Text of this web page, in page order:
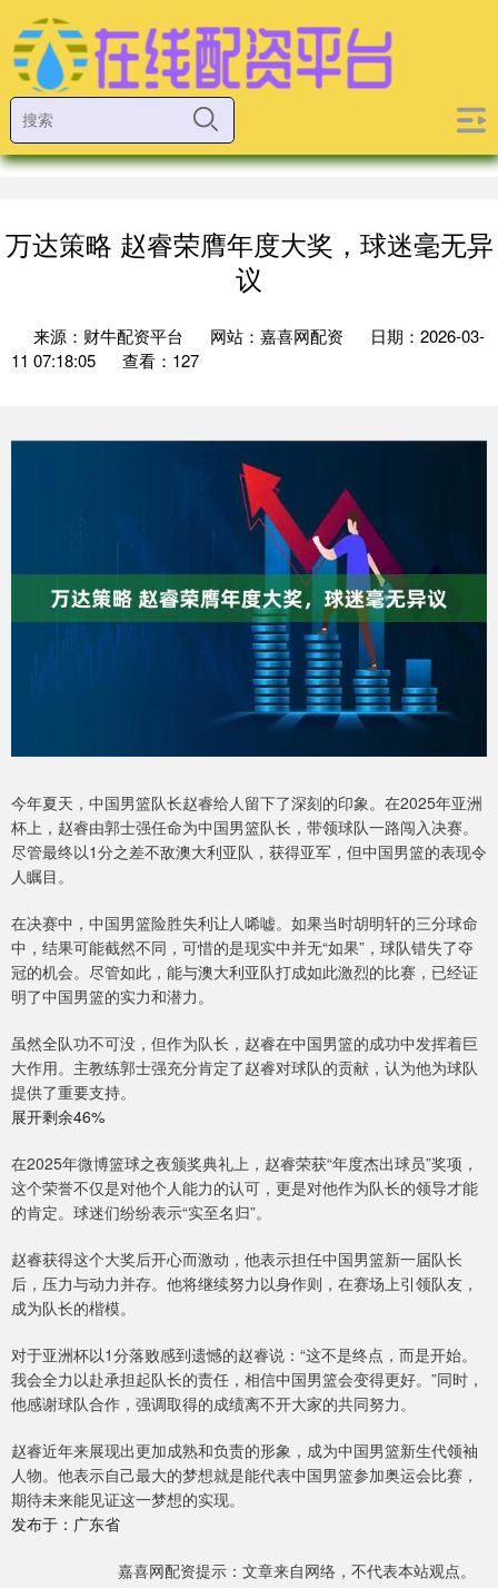
万达策略 赵睿荣膺年度大奖，球迷毫无异
议
来源：财牛配资平台 网站：嘉喜网配资
日期：2026-03-
11 07:18:05
查看：127
今年夏天，中国男篮队长赵睿给人留下了深刻的印象。在2025年亚洲
杯上，赵睿由郭士强任命为中国男篮队长，带领球队一路闯入决赛。
尽管最终以1分之差不敌澳大利亚队，获得亚军，但中国男篮的表现令
人瞩目。
在决赛中，中国男篮险胜失利让人唏嘘。如果当时胡明轩的三分球命
中，结果可能截然不同，可惜的是现实中并无“如果”，球队错失了夺
冠的机会。尽管如此，能与澳大利亚队打成如此激烈的比赛，已经证
明了中国男篮的实力和潜力。
虽然全队功不可没，但作为队长，赵睿在中国男篮的成功中发挥着巨
大作用。主教练郭士强充分肯定了赵睿对球队的贡献，认为他为球队
提供了重要支持。
展开剩余46%
在2025年微博篮球之夜颁奖典礼上，赵睿荣获“年度杰出球员”奖项，
这个荣誉不仅是对他个人能力的认可，更是对他作为队长的领导才能
的肯定。球迷们纷纷表示“实至名归”。
赵睿获得这个大奖后开心而激动，他表示担任中国男篮新一届队长
后，压力与动力并存。他将继续努力以身作则，在赛场上引领队友，
成为队长的楷模。
对于亚洲杯以1分落败感到遗憾的赵睿说：“这不是终点，而是开始。
我会全力以赴承担起队长的责任，相信中国男篮会变得更好。”同时，
他感谢球队合作，强调取得的成绩离不开大家的共同努力。
赵睿近年来展现出更加成熟和负责的形象，成为中国男篮新生代领袖
人物。他表示自己最大的梦想就是能代表中国男篮参加奥运会比赛，
期待未来能见证这一梦想的实现。
发布于：广东省
嘉喜网配资提示：文章来自网络，不代表本站观点。